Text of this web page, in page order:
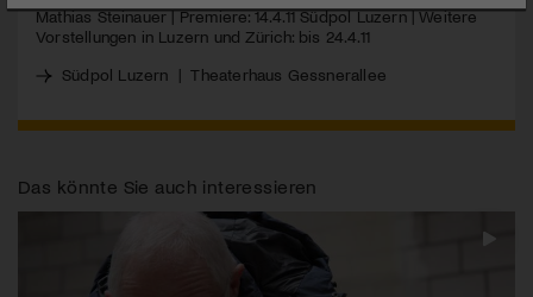
Mathias Steinauer | Premiere: 14.4.11 Südpol Luzern | Weitere
Vorstellungen in Luzern und Zürich: bis 24.4.11
Südpol Luzern |Theaterhaus Gessnerallee
Das könnte Sie auch interessieren